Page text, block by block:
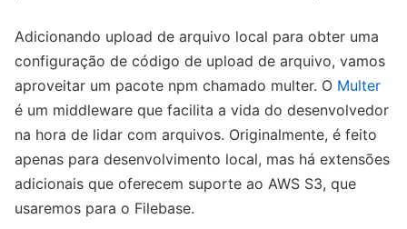
Adicionando upload de arquivo local para obter uma
configuração de código de upload de arquivo, vamos
aproveitar um pacote npm chamado multer. O Multer
é um middleware que facilita a vida do desenvolvedor
na hora de lidar com arquivos. Originalmente, é feito
apenas para desenvolvimento local, mas há extensões
adicionais que oferecem suporte ao AWS S3, que
usaremos para o Filebase.